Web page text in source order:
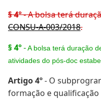
§ 4º- A bolsa terá
CONSU-A-003/2018.
§ 4º-A bolsa terá duração
atividades do pós-doc
Artigo 4º- O
formação e